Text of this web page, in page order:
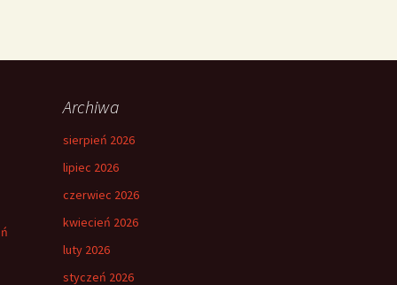
Archiwa
sierpień 2026
lipiec 2026
czerwiec 2026
kwiecień 2026
luty 2026
styczeń 2026